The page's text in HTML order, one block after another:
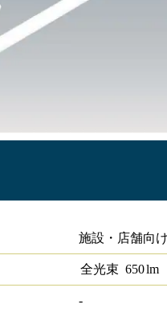
施設・店舗向
全光束 650lm
-